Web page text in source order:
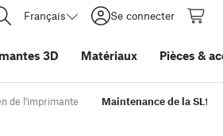
Français Se connecter
3D Matériaux Pièces &
de l'imprimante Maintenance de la SL1/